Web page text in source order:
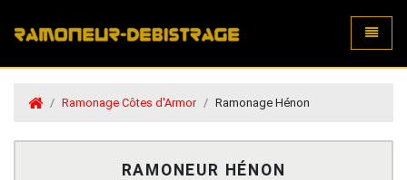
Ramonage Côtes d'Armor Ramonage Hénon
RAMONEUR HÉNON